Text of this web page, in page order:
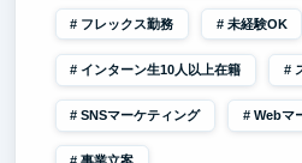
フレックス勤務 未経験OK
インターン生10人以上在籍
SNSマーケティング Webマ